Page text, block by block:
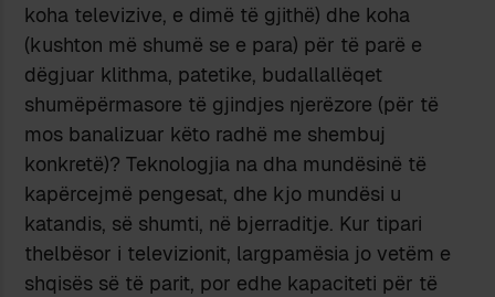
koha televizive, e dimë të gjithë) dhe koha
(kushton më shumë se e para) për të parë e
dëgjuar klithma, patetike, budallallëqet
shumëpërmasore të gjindjes njerëzore (për të
mos banalizuar këto radhë me shembuj
konkretë)? Teknologjia na dha mundësinë të
kapërcejmë pengesat, dhe kjo mundësi u
katandis, së shumti, në bjerraditje. Kur tipari
thelbësor i televizionit, largpamësia jo vetëm e
shqisës së të parit, por edhe kapaciteti për të